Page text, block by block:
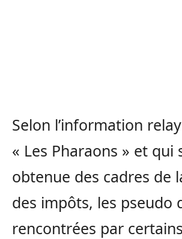
Selon l’information
« Les Pharaons » et qui
obtenue des cadres de
des impôts, les pseudo
rencontrées par